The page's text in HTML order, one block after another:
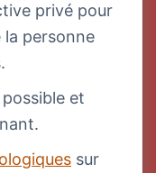
privé pour
la personne
et
sur